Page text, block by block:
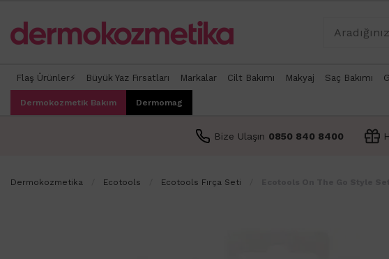
Flaş Ürünler⚡ Büyük Yaz Fırsatları Markalar Cilt Bakımı Makyaj Saç Bakımı
Dermokozmetik Bakım Dermomag
Bize Ulaşın 0850 840 8400
Dermokozmetika Ecotools Ecotools Fırça Seti